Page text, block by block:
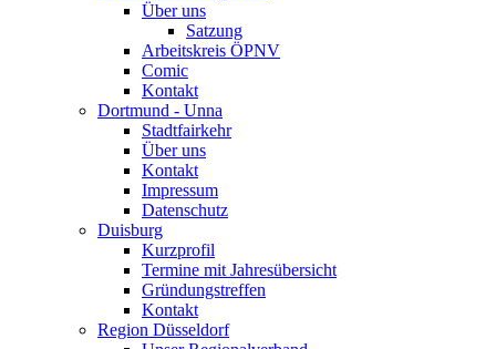
Über uns
Satzung
Arbeitskreis ÖPNV
Comic
Kontakt
Dortmund - Unna
Stadtfairkehr
Über uns
Kontakt
Impressum
Datenschutz
Duisburg
Kurzprofil
Termine mit Jahresübersicht
Gründungstreffen
Kontakt
Region Düsseldorf